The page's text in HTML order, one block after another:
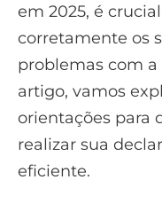
em 2025, é
corretamente os
problemas com a
artigo, vamos
orientações para
realizar sua
eficiente.